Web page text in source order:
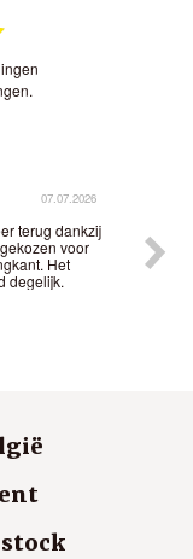
07.07.2026
terug dankzij
voor
Het
degelijk.
stock